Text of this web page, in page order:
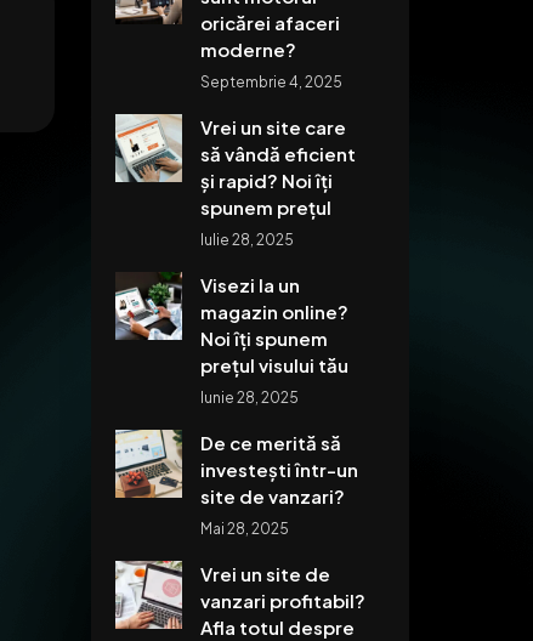
oricărei afaceri
moderne?
Septembrie 4, 2025
Vrei un site care
să vândă eficient
și rapid? Noi îți
spunem prețul
Iulie 28, 2025
Visezi la un
magazin online?
Noi îți spunem
prețul visului tău
Iunie 28, 2025
De ce merită să
investești într-un
site de vanzari?
Mai 28, 2025
Vrei un site de
vanzari profitabil?
Afla totul despre